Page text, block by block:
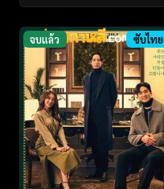
จบแล้ว ซับไทย